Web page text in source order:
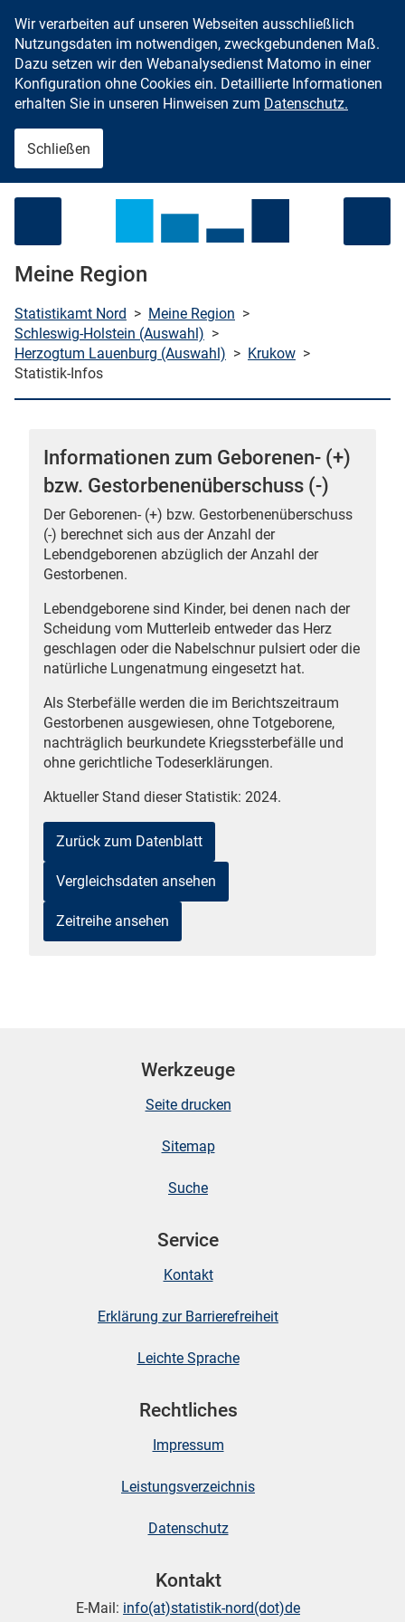
Zum Inhalt springen
starten
Wir verarbeiten auf unseren Webseiten ausschließlich
Nutzungsdaten im notwendigen, zweckgebundenen Maß.
Dazu setzen wir den Webanalysedienst Matomo in einer
Konfiguration ohne Cookies ein. Detaillierte Informationen
erhalten Sie in unseren Hinweisen zum Datenschutz.
Schließen
Meine Region
Statistikamt Nord > Meine Region >
Schleswig-Holstein (Auswahl) >
Herzogtum Lauenburg (Auswahl) > Krukow >
Statistik-Infos
Informationen zum Geborenen- (+)
bzw. Gestorbenenüberschuss (-)
Der Geborenen- (+) bzw. Gestorbenenüberschuss
(-) berechnet sich aus der Anzahl der
Lebendgeborenen abzüglich der Anzahl der
Gestorbenen.
Lebendgeborene sind Kinder, bei denen nach der
Scheidung vom Mutterleib entweder das Herz
geschlagen oder die Nabelschnur pulsiert oder die
natürliche Lungenatmung eingesetzt hat.
Als Sterbefälle werden die im Berichtszeitraum
Gestorbenen ausgewiesen, ohne Totgeborene,
nachträglich beurkundete Kriegssterbefälle und
ohne gerichtliche Todeserklärungen.
Aktueller Stand dieser Statistik: 2024.
Zurück zum Datenblatt
Vergleichsdaten ansehen
Zeitreihe ansehen
Werkzeuge
Seite drucken
Sitemap
Suche
Service
Kontakt
Erklärung zur Barrierefreiheit
Leichte Sprache
Rechtliches
Impressum
Leistungsverzeichnis
Datenschutz
Kontakt
E-Mail: info(at)statistik-nord(dot)de